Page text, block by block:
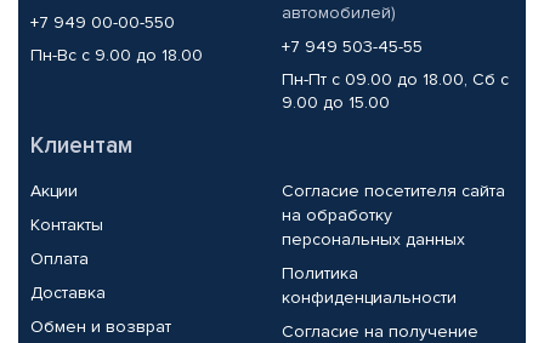
+7 949 00-00-550
Пн-Вс с 9.00 до 18.00
автомобилей)
+7 949 503-45-55
Пн-Пт с 09.00 до 18.00, Сб с
9.00 до 15.00
Клиентам
Акции
Контакты
Оплата
Доставка
Обмен и возврат
Согласие посетителя сайта
на обработку
персональных данных
Политика
конфиденциальности
Согласие на получение